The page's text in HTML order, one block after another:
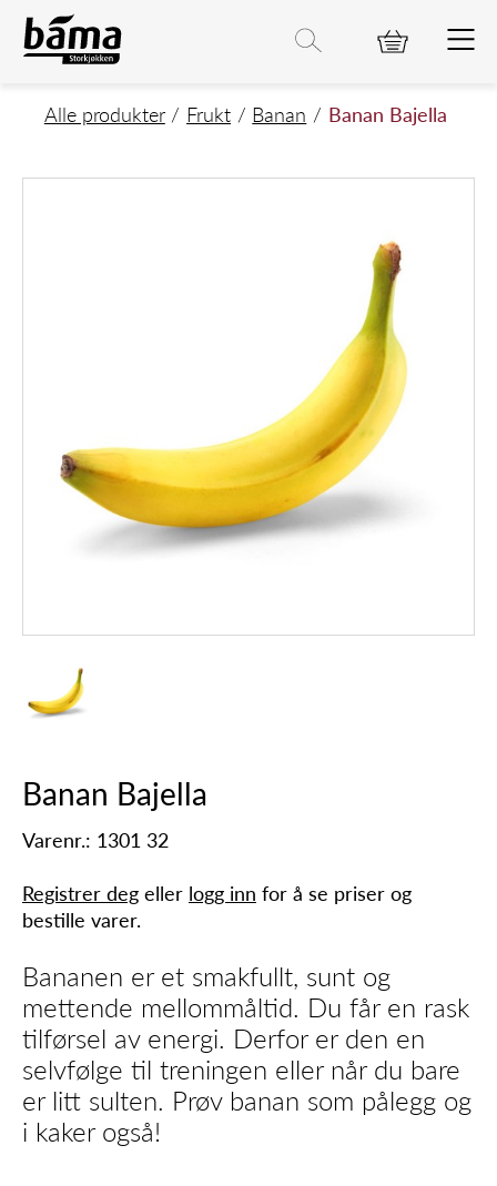
Banan Bajella
Hovedinnhold
Hovedmeny
Hovedmeny
Alle produkter Frukt Banan Banan Bajella
Banan Bajella
Varenr.: 1301 32
Registrer deg eller logg inn for å se priser og
bestille varer.
Bananen er et smakfullt, sunt og
mettende mellommåltid. Du får en rask
tilførsel av energi. Derfor er den en
selvfølge til treningen eller når du bare
er litt sulten. Prøv banan som pålegg og
i kaker også!